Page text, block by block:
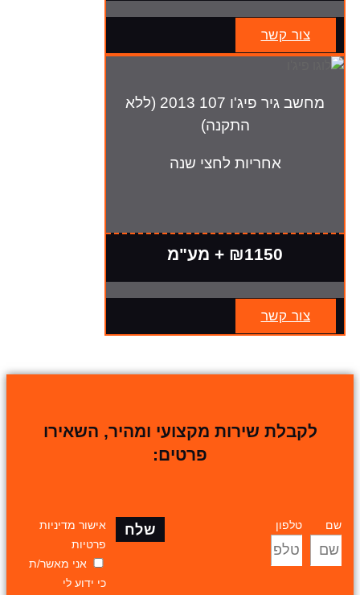
צור קשר
מחשב גיר פיג'ו 107 2013 (ללא
התקנה)
אחריות לחצי שנה
₪1150 + מע"מ
צור קשר
לקבלת שירות מקצועי ומהיר, השאירו
פרטים:
שם טלפון
אישור מדיניות
פרטיות
אני מאשר/ת
כי ידוע לי
שלח